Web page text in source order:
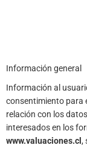
Información general
Información al
consentimiento para
relación con los
interesados en los
www.valuaciones.cl,